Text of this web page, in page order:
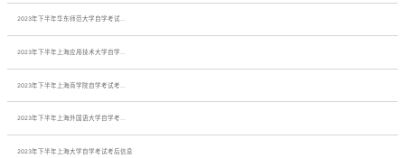
2023年下半年华东师范大学自学考试...
2023年下半年上海应用技术大学自学...
2023年下半年上海商学院自学考试考...
2023年下半年上海外国语大学自学考...
2023年下半年上海大学自学考试考后信息